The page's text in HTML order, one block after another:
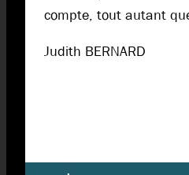
compte, tout autant
Judith BERNARD